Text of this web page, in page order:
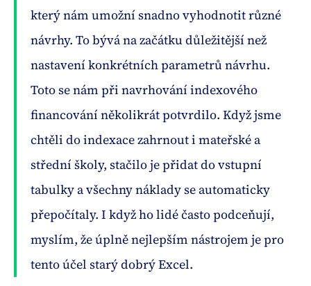
který nám umožní snadno vyhodnotit různé
návrhy. To bývá na začátku důležitější než
nastavení konkrétních parametrů návrhu.
Toto se nám při navrhování indexového
financování několikrát potvrdilo. Když jsme
chtěli do indexace zahrnout i mateřské a
střední školy, stačilo je přidat do vstupní
tabulky a všechny náklady se automaticky
přepočítaly. I když ho lidé často podceňují,
myslím, že úplně nejlepším nástrojem je pro
tento účel starý dobrý Excel.